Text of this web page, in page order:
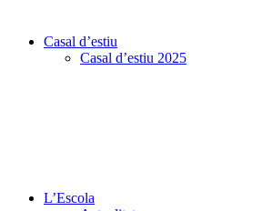
Casal d’estiu
Casal d’estiu 2025
L’Escola